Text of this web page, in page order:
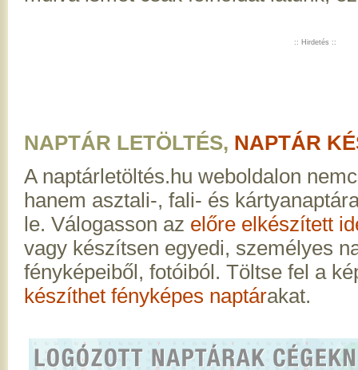
:: Hirdetés ::
NAPTÁR LETÖLTÉS, NAPTÁR
A naptárletöltés.hu weboldalon
hanem asztali-, fali- és
le. Válogasson az előre elkészített
vagy készítsen egyedi, személyes
fényképeiből, fotóiból. Töltse fel a
készíthet fényképes naptárakat.